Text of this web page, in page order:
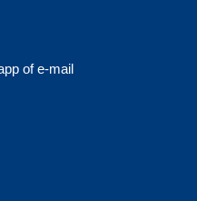
of e-mail